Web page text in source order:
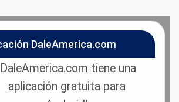
DaleAmerica.com
tiene una
aplicación gratuita para